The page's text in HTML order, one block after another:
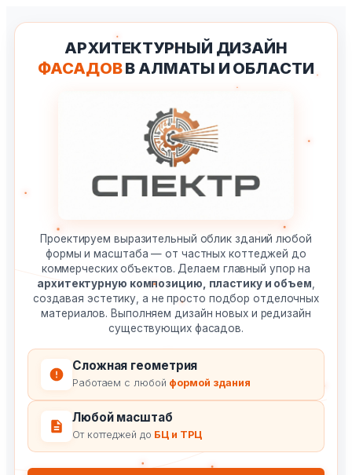
содержимомуАРХИТЕКТУРНЫЙ ДИЗАЙН
ФАСАДОВВ АЛМАТЫ И ОБЛАСТИ
Проектируем выразительный облик зданий любой
формы и масштаба — от частных коттеджей до
коммерческих объектов. Делаем главный упор на
архитектурную композицию, пластику и объем
создавая эстетику, а не просто подбор отделочных
материалов. Выполняем дизайн новых и редизайн
существующих фасадов.
Сложная геометрия
Работаем с любой формой здания
Любой масштаб
От коттеджей до БЦ и ТРЦ